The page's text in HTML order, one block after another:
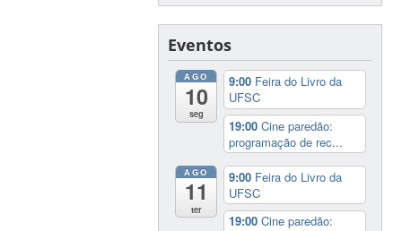
Eventos
AGO
10
seg
9:00 Feira do Livro da
UFSC
19:00Cine paredão:
programação de rec...
AGO
11
ter
9:00 Feira do Livro da
UFSC
19:00Cine paredão: